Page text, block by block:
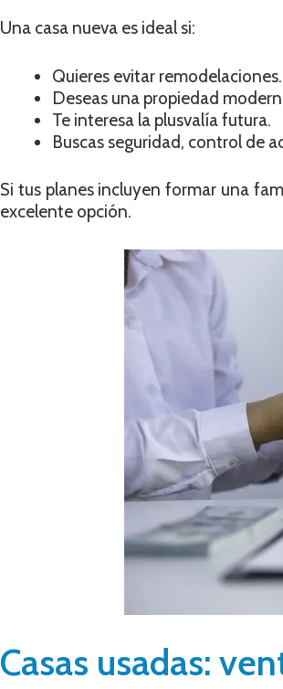
Una casa nueva es ideal si:
Quieres evitar remodelaciones.
Deseas una propiedad
Te interesa la plusvalía futura.
Buscas seguridad, control de
Si tus planes incluyen formar una
excelente opción.
Casas usadas: